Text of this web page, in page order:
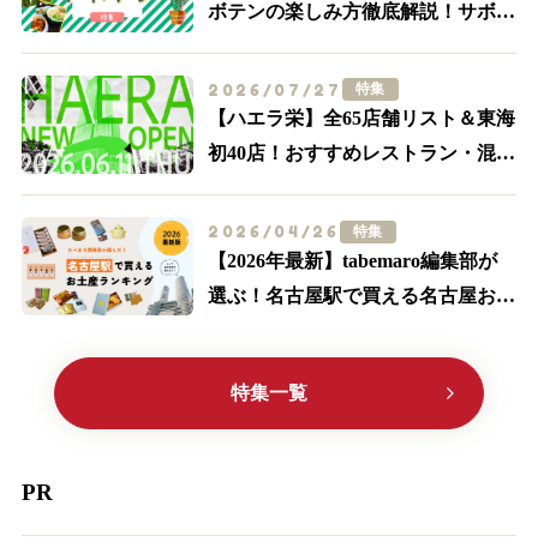
ボテンの楽しみ方徹底解説！サボテ
買う・体験する】
2026/07/27 特集
【ハエラ栄】全65店舗リスト＆東海
初40店！おすすめレストラン・混
2026/04/26 特集
【2026年最新】tabemaro編集部が
選ぶ！名古屋駅で買える名古屋お土
特集一覧
PR